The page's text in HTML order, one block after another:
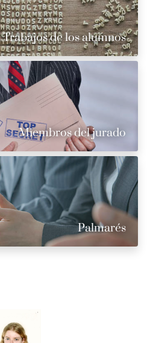
Trabajos de los alumnos
Miembros del jurado
Palmarés